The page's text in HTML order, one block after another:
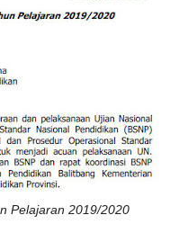
Pelajaran 2019/2020